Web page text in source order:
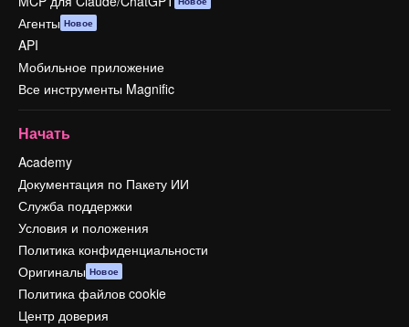
Агенты Новое
API
Мобильное приложение
Все инструменты Magnific
Начать
Academy
Документация по Пакету ИИ
Служба поддержки
Условия и положения
Политика конфиденциальности
Оригиналы Новое
Политика файлов cookie
Центр доверия